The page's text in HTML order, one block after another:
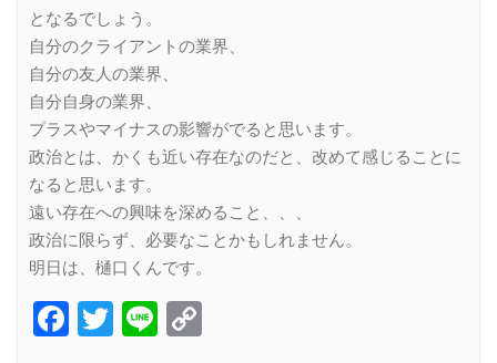
となるでしょう。
自分のクライアントの業界、
自分の友人の業界、
自分自身の業界、
プラスやマイナスの影響がでると思います。
政治とは、かくも近い存在なのだと、改めて感じることに
なると思います。
遠い存在への興味を深めること、、、
政治に限らず、必要なことかもしれません。
明日は、樋口くんです。
Facebook
Twitter
Line